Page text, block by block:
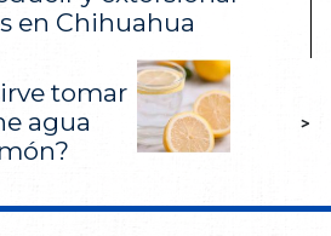
en Chihuahua
tomar
agua
>